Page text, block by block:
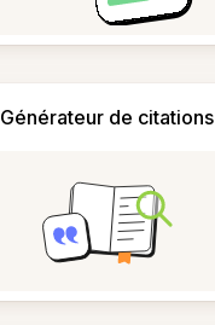
Générateur de citations